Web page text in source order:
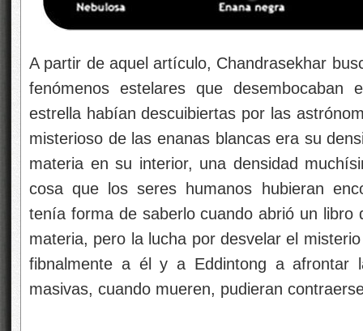
A partir de aquel artículo, Chandrasekhar
fenómenos estelares que
estrella habían descuibiertas por las
misterioso de las enanas blancas era su
materia en su interior, una densidad
cosa que los seres humanos hubieran
tenía forma de saberlo cuando abrió un libro
materia, pero la lucha por desvelar el
fibnalmente a él y a Eddintong a afrontar
masivas, cuando mueren, pudieran